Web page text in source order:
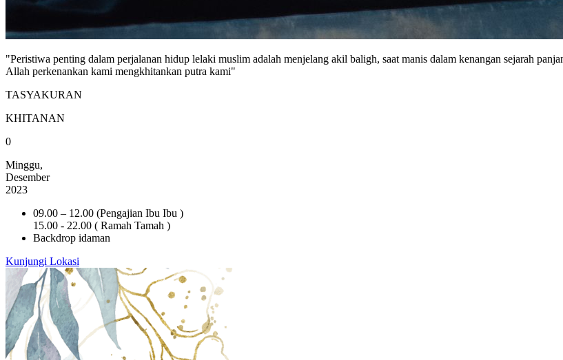
"Peristiwa penting dalam perjalanan hidup lelaki muslim adalah menjelang akil baligh, saat manis dalam kenangan sejarah
Allah perkenankan kami mengkhitankan putra kami"
TASYAKURAN
KHITANAN
0
Minggu,
Desember
2023
09.00 – 12.00 (Pengajian Ibu Ibu )
15.00 - 22.00 ( Ramah Tamah )
Backdrop idaman
Kunjungi Lokasi